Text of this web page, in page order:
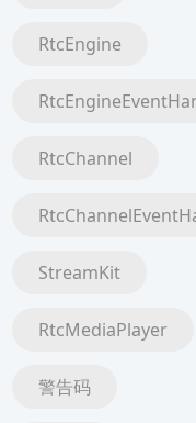
RtcEngine
RtcChannel
StreamKit
RtcMediaPlayer
警告码